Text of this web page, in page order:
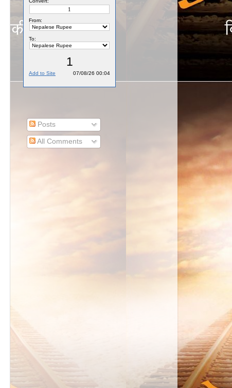
Posts
All Comments